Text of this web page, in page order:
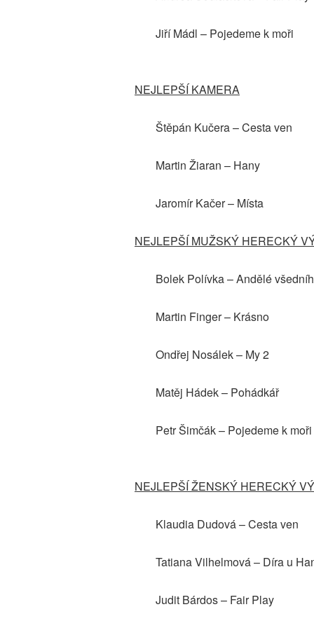
Jiří Mádl – Pojedeme k moři
NEJLEPŠÍ KAMERA
Štěpán Kučera – Cesta ven
Martin Žiaran – Hany
Jaromír Kačer – Místa
NEJLEPŠÍ MUŽSKÝ HERECKÝ
Bolek Polívka – Andělé
Martin Finger – Krásno
Ondřej Nosálek – My 2
Matěj Hádek – Pohádkář
Petr Šimčák – Pojedeme k moři
NEJLEPŠÍ ŽENSKÝ HERECKÝ
Klaudia Dudová – Cesta ven
Tatiana Vilhelmová – Díra u
Judit Bárdos – Fair Play